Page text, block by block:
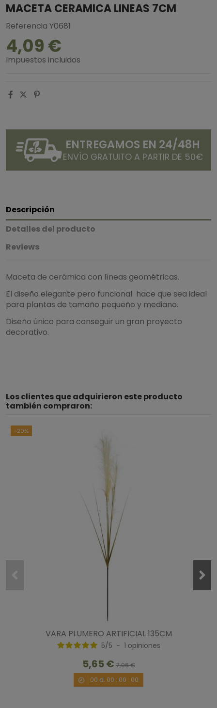
MACETA CERAMICA LINEAS 7CM
Referencia Y0681
4,09 €
Impuestos incluidos
ENTREGAMOS EN 24/48H
ENVÍO GRATUITO A PARTIR DE 50€
Descripción
Detalles del producto
Reviews
Maceta de cerámica con líneas geométricas.
El diseño elegante pero funcional hace que sea ideal
para plantas de tamaño pequeño y mediano.
Diseño único para conseguir un gran proyecto
decorativo.
Los clientes que adquirieron este producto
también compraron:
-20%
VARA PLUMERO ARTIFICIAL 135CM
5/5 - 1 opiniones
5,65 €7,06 €
00 d. 00 : 00 : 00